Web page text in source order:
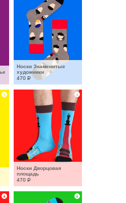
Носки Знаменитые
художники
470 Р
Носки Дворцовая
площадь
470 Р